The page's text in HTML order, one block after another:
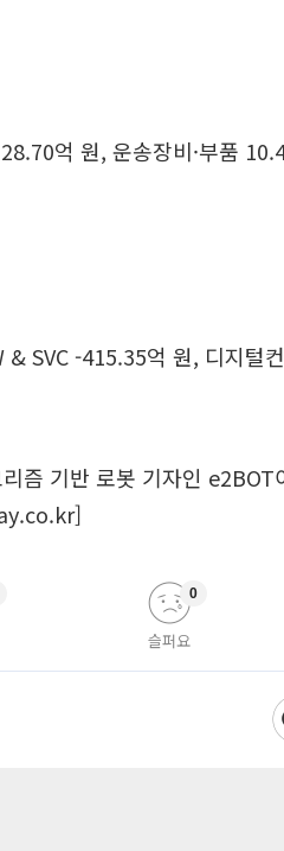
억 원, 운송장비·부품
SVC -415.35억 원, 디지털
즘 기반 로봇 기자인 e2BOT
슬퍼요
0